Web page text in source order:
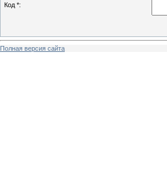
Код *:
Полная версия сайта